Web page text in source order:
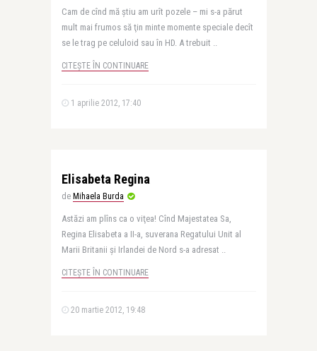
Cam de cînd mă ştiu am urît pozele – mi s-a părut
mult mai frumos să ţin minte momente speciale decît
se le trag pe celuloid sau în HD. A trebuit ..
CITEȘTE ÎN CONTINUARE
1 aprilie 2012, 17:40
Elisabeta Regina
de Mihaela Burda
Astăzi am plîns ca o viţea! Cînd Majestatea Sa,
Regina Elisabeta a II-a, suverana Regatului Unit al
Marii Britanii şi Irlandei de Nord s-a adresat ..
CITEȘTE ÎN CONTINUARE
20 martie 2012, 19:48